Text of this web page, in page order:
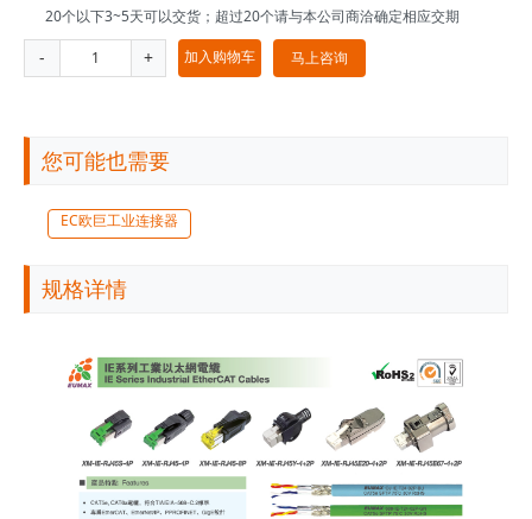
20个以下3~5天可以交货；超过20个请与本公司商洽确定相应交期
- + 加入购物车 马上咨询
您可能也需要
EC欧巨工业连接器
规格详情